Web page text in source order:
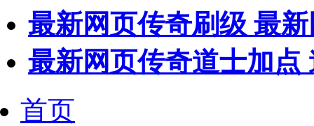
最新网页传奇刷级 最
最新网页传奇道士加点
首页